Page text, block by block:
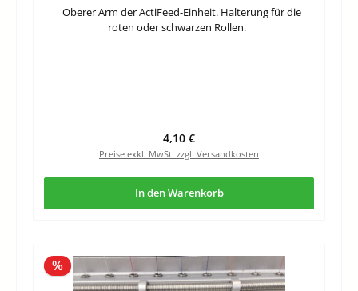
Oberer Arm der ActiFeed-Einheit. Halterung für die
roten oder schwarzen Rollen.
Regulärer Preis:
4,10 €
Preise exkl. MwSt. zzgl. Versandkosten
In den Warenkorb
%Rabatt